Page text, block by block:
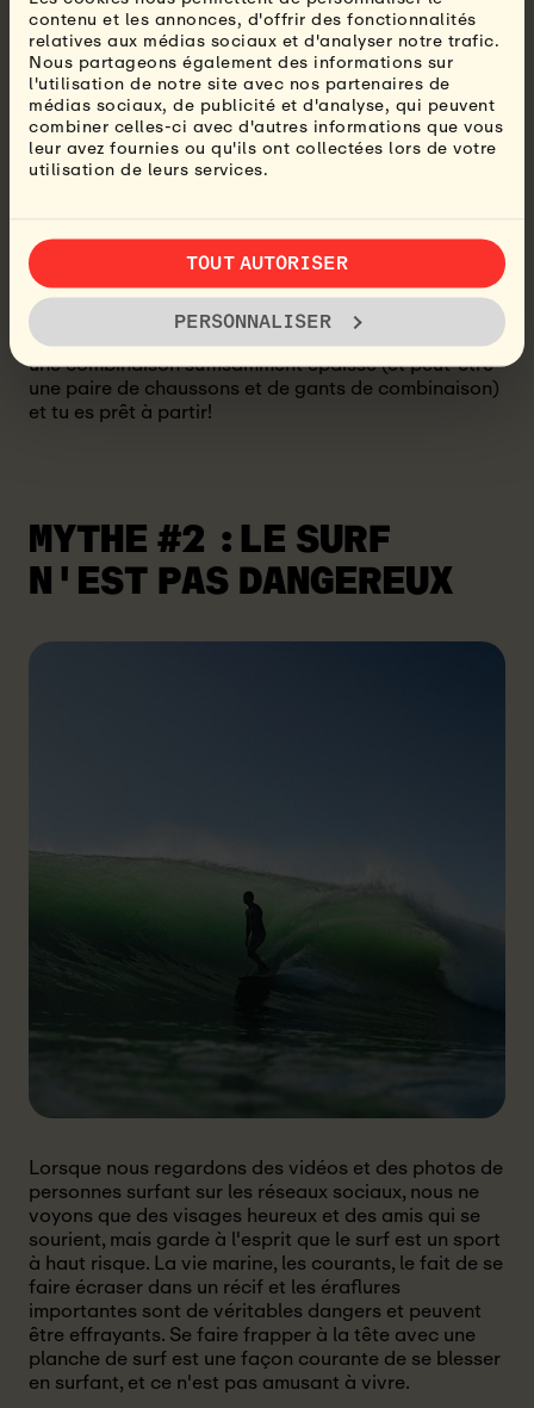
contenu et les annonces, d'offrir des fonctionnalités
relatives aux médias sociaux et d'analyser notre trafic.
Nous partageons également des informations sur
l'utilisation de notre site avec nos partenaires de
médias sociaux, de publicité et d'analyse, qui peuvent
combiner celles-ci avec d'autres informations que vous
leur avez fournies ou qu'ils ont collectées lors de votre
utilisation de leurs services.
TOUT AUTORISER
PERSONNALISER
Même si les plages sont plus fréquentées en été, que
l'eau est plus chaude et les vagues sont
généralement plus adaptées aux débutants - tu peux
surfer toute l'année! Si tu vis dans un endroit où il y a
des vagues surfables, tout ce dont tu as besoin est
une combinaison suffisamment épaisse (et peut-être
une paire de chaussons et de gants de combinaison)
et tu es prêt à partir!
MYTHE #2 :LE SURF
N'EST PAS DANGEREUX
Lorsque nous regardons des vidéos et des photos de
personnes surfant sur les réseaux sociaux, nous ne
voyons que des visages heureux et des amis qui se
sourient, mais garde à l'esprit que le surf est un sport
à haut risque. La vie marine, les courants, le fait de se
faire écraser dans un récif et les éraflures
importantes sont de véritables dangers et peuvent
être effrayants. Se faire frapper à la tête avec une
planche de surf est une façon courante de se blesser
en surfant, et ce n'est pas amusant à vivre.